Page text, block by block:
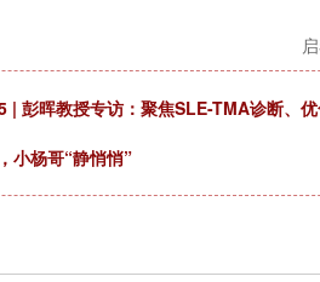
| 彭晖教授专访：聚焦SLE-TMA诊断、
小杨哥“静悄悄”